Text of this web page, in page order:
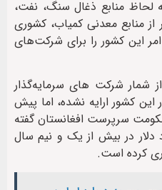
لحاظ منابع ذغال سنگ، نفت،
منابع معدنی کمیاب، کشوری
این کشور را برای شرکت‌های
شمار شرکت های سرمایه‌گذار
کشور ارایه نشده، اما پیش
سرپرست افغانستان گفته
دلار در بیش از یک‌ و نیم سال
کرده است.